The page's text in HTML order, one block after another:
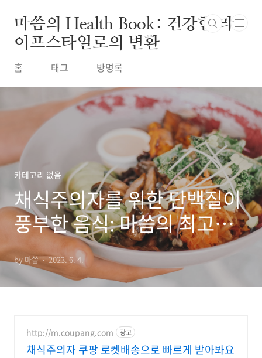
마씀의 Health Book: 건강한 라
이프스타일로의 변환
홈 태그 방명록
카테고리 없음
채식주의자를 위한 단백질이
풍부한 음식: 마씀의 최고의
선택
by 마씀 2023. 6. 4.
http://m.coupang.com 광고
채식주의자 쿠팡 로켓배송으로 빠르게 받아봐요